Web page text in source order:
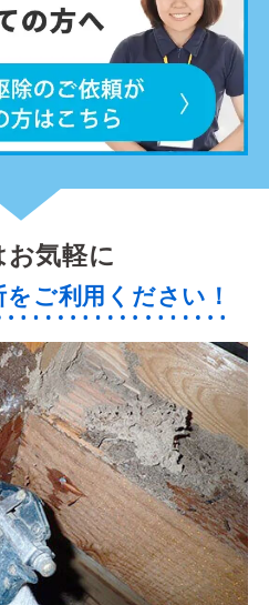
お気軽に
ご利用ください！